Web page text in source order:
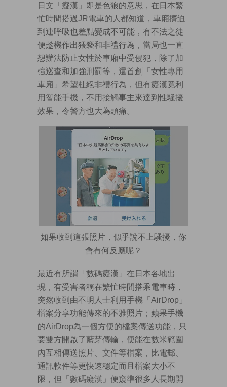
日文「癡漢」即是色狼的意思，在日本繁
忙時間搭過JR電車的人都知道，車廂擠迫
到連呼吸也差點變成不可能，有不法之徒
便趁機作出猥褻和非禮行為，當局也一直
想辦法防止女性於車廂中受侵犯，除了加
強巡查和加強刑罰等，還首創「女性專用
車廂」希望杜絕非禮行為，但有癡漢竟利
用智能手機，不用接觸事主來達到性騷擾
效果，令警方也大為頭痛。
如果收到這張照片，似乎說不上騷擾，你
會有何反應呢？
最近有所謂「數碼癡漢」在日本各地出
現，有受害者稱在繁忙時間搭乘電車時，
突然收到由不明人士利用手機「AirDrop」
檔案分享功能傳來的不雅照片；蘋果手機
的AirDrop為一個方便的檔案傳送功能，只
要雙方開啟了藍芽傳輸，便能在數米範圍
內互相傳送照片、文件等檔案，比電郵、
通訊軟件等更快速穩定而且檔案大小不
限，但「數碼癡漢」便窺準很多人長期開